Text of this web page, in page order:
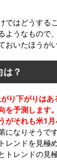
ではどうする
ようなもので
おいたほうが
？
り下がりはあ
を予測します
がそれも米1
になりそうで
レンドを見極
トレンドの見